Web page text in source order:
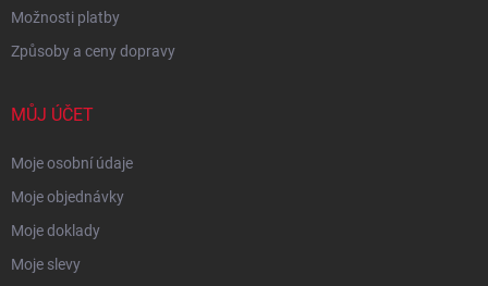
Možnosti platby
Způsoby a ceny dopravy
MŮJ ÚČET
Moje osobní údaje
Moje objednávky
Moje doklady
Moje slevy